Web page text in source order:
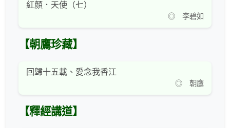
紅顏．天使（七）
◎ 李碧如
【朝鷹珍藏】
回歸十五載、愛念我香江
◎ 朝鷹
【釋經講道】